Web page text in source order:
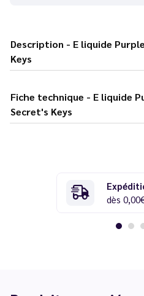
Description - E liquide Purple Key 50 ml - Secret's
Keys
Fiche technique - E liquide Purple Key 50 ml -
Secret's Keys
dès